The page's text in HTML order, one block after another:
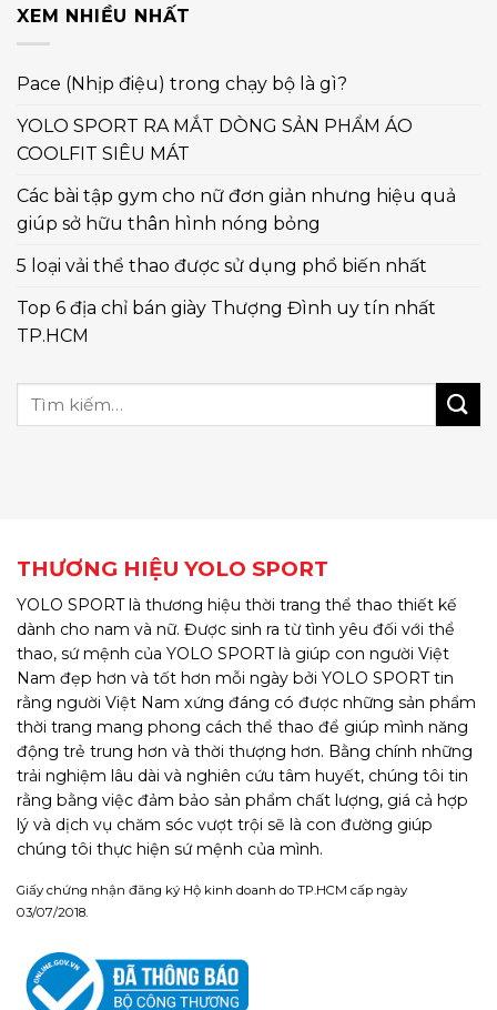
XEM NHIỀU NHẤT
Pace (Nhịp điệu) trong chạy bộ là gì?
YOLO SPORT RA MẮT DÒNG SẢN PHẨM ÁO
COOLFIT SIÊU MÁT
Các bài tập gym cho nữ đơn giản nhưng hiệu quả
giúp sở hữu thân hình nóng bỏng
5 loại vải thể thao được sử dụng phổ biến nhất
Top 6 địa chỉ bán giày Thượng Đình uy tín nhất
TP.HCM
THƯƠNG HIỆU YOLO SPORT
YOLO SPORT là thương hiệu thời trang thể thao thiết kế
dành cho nam và nữ. Được sinh ra từ tình yêu đối với thể
thao, sứ mệnh của YOLO SPORT là giúp con người Việt
Nam đẹp hơn và tốt hơn mỗi ngày bởi YOLO SPORT tin
rằng người Việt Nam xứng đáng có được những sản phẩm
thời trang mang phong cách thể thao để giúp mình năng
động trẻ trung hơn và thời thượng hơn. Bằng chính những
trải nghiệm lâu dài và nghiên cứu tâm huyết, chúng tôi tin
rằng bằng việc đảm bảo sản phẩm chất lượng, giá cả hợp
lý và dịch vụ chăm sóc vượt trội sẽ là con đường giúp
chúng tôi thực hiện sứ mệnh của mình.
Giấy chứng nhận đăng ký Hộ kinh doanh do TP.HCM cấp ngày
03/07/2018.